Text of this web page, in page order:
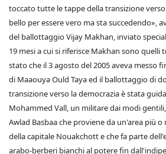
toccato tutte le tappe della transizione
bello per essere vero ma sta succedendo»,
del ballottaggio Vijay Makhan, inviato
19 mesi a cui si riferisce Makhan sono quelli
stato che il 3 agosto del 2005 aveva messo
di Maaouya Ould Taya ed il ballottaggio di
transizione verso la democrazia è stata
Mohammed Vall, un militare dai modi
Awlad Basbaa che proviene da un'area più
della capitale Nouakchott e che fa parte
arabo-berberi bianchi al potere fin